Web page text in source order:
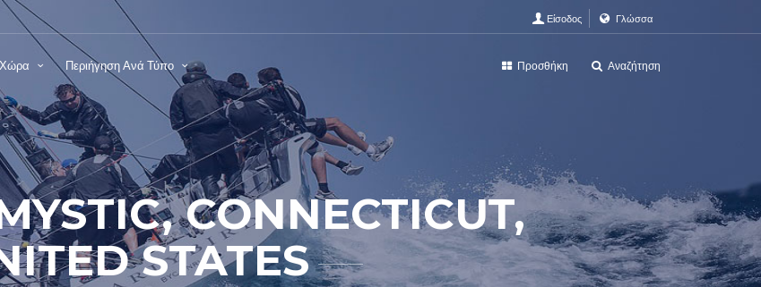
Είσοδος Γλώσσα
Χώρα Περιήγηση Ανά Τύπο Προσθήκη Αναζήτηση
CONNECTICUT,
STATES